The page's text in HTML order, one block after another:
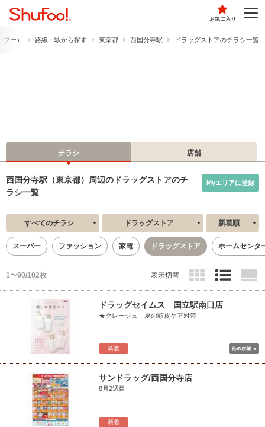
お気に入り
ー） 路線・駅から探す 東京都 西国分寺駅 ドラッグストアのチラシ一覧
チラシ 店舗
西国分寺駅（東京都）周辺のドラッグストアのチ
ラシ一覧
Myエリアに登録
すべてのチラシ ドラッグストア 新着順
スーパー ファッション 家電 ドラッグストア ホームセンタ
1〜90/102枚 表示切替
新着
ドラッグセイムス 国立駅南口店
★クレージュ 夏の頭皮ケア対策
新着
サンドラッグ/西国分寺店
8月2週目